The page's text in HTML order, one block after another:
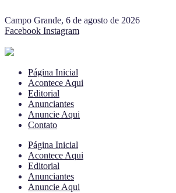
Campo Grande, 6 de agosto de 2026
Facebook Instagram
Página Inicial
Acontece Aqui
Editorial
Anunciantes
Anuncie Aqui
Contato
Página Inicial
Acontece Aqui
Editorial
Anunciantes
Anuncie Aqui